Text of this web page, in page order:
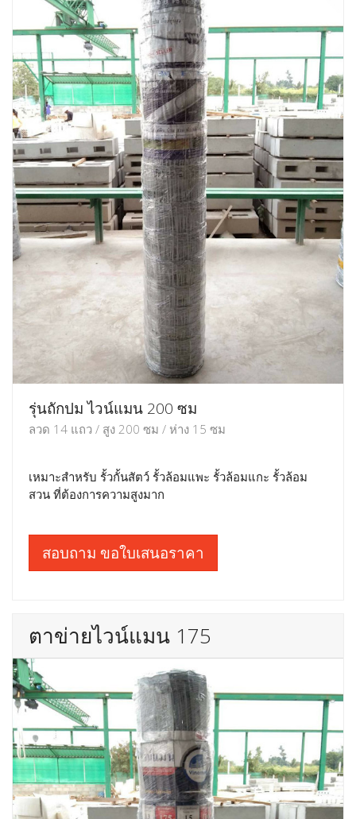
รุ่นถักปม ไวน์แมน 200 ซม
ลวด 14 แถว / สูง 200 ซม / ห่าง 15 ซม
เหมาะสำหรับ รั้วกั้นสัตว์ รั้วล้อมแพะ รั้วล้อมแกะ รั้วล้อม
สวน ที่ต้องการความสูงมาก
สอบถาม ขอใบเสนอราคา
ตาข่ายไวน์แมน 175